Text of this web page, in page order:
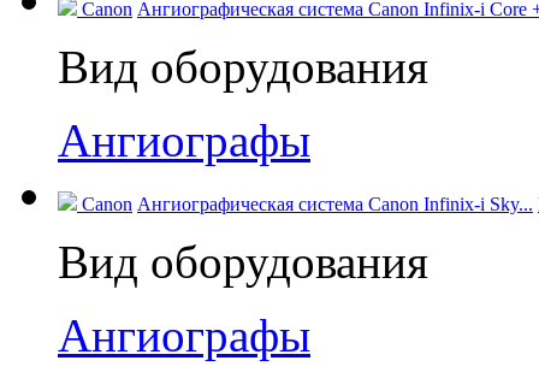
Canon Ангиографическая система Canon Infinix-i Core
Вид оборудования
Ангиографы
Canon Ангиографическая система Canon Infinix-i Sky...
Вид оборудования
Ангиографы